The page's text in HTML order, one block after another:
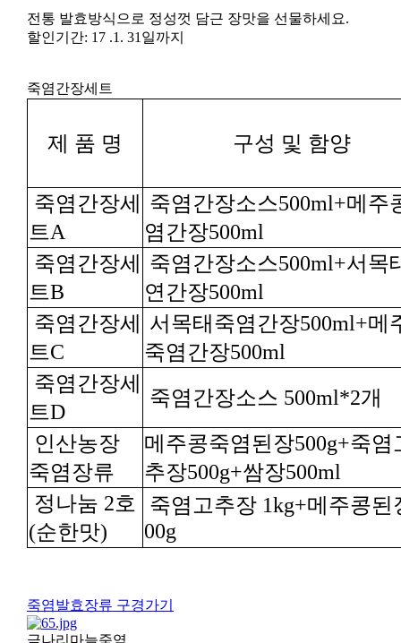
전통 발효방식으로 정성껏 담근 장맛을 선물하세요.
할인기간: 17 .1. 31일까지
죽염간장세트
제 품 명 구성 및 함양
트A 염간장500ml
트B 연간장500ml
트C 죽염간장500ml
트D
죽염간장소스 500ml*2개
죽염장류 추장500g+쌈장500ml
(순한맛) 00g
죽염발효장류 구경가기
금나리마늘죽염